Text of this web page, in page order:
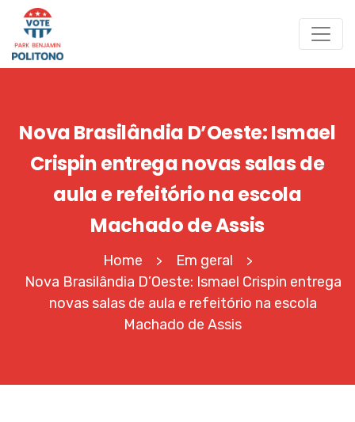
Nova Brasilândia D’Oeste: Ismael
Crispin entrega novas salas de
aula e refeitório na escola
Machado de Assis
Home > Em geral >
Nova Brasilândia D’Oeste: Ismael Crispin entrega
novas salas de aula e refeitório na escola
Machado de Assis